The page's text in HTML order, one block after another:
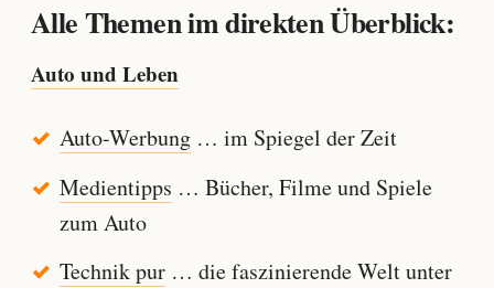
Alle Themen im direkten Überblick:
Auto und Leben
Auto-Werbung… im Spiegel der Zeit
Medientipps … Bücher, Filme und Spiele
zum Auto
Technik pur… die faszinierende Welt unter